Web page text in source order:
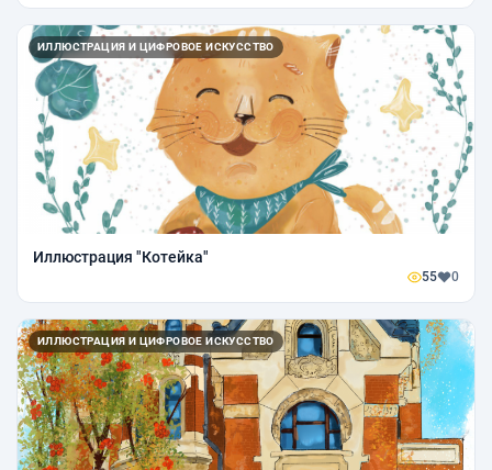
ИЛЛЮСТРАЦИЯ И ЦИФРОВОЕ ИСКУССТВО
Иллюстрация "Котейка"
55 0
ИЛЛЮСТРАЦИЯ И ЦИФРОВОЕ ИСКУССТВО